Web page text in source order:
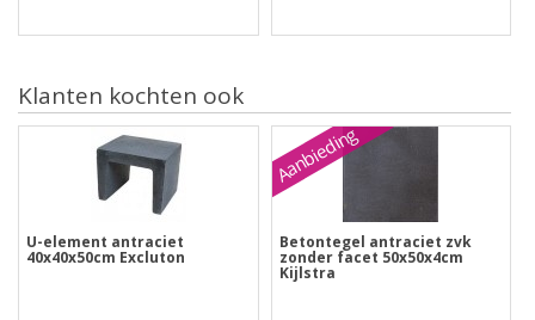
Klanten kochten ook
U-element antraciet
40x40x50cm Excluton
Aanbieding
Betontegel antraciet zvk
zonder facet 50x50x4cm
Kijlstra